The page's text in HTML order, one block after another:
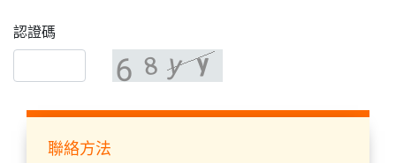
認證碼
聯絡方法